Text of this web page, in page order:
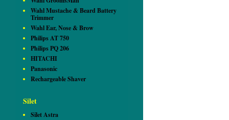
Wahl Mustache & Beard Battery
Trimmer
Wahl Ear, Nose & Brow
Philips AT 750
Philips PQ 206
HITACHI
Panasonic
Rechargeable Shaver
Silet
Silet Astra